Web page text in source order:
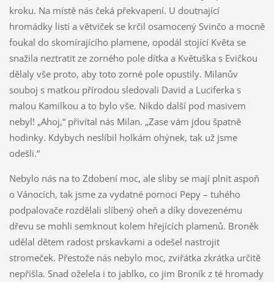
kroku. Na místě nás čeká překvapení. U doutnající
hromádky listí a větviček se krčil osamocený Svinčo a mocně
foukal do skomírajícího plamene, opodál stojící Květa se
snažila neztratit ze zorného pole dítka a Květuška s Evičkou
dělaly vše proto, aby toto zorné pole opustily. Milanův
souboj s matkou přírodou sledovali David a Luciferka s
malou Kamilkou a to bylo vše. Nikdo další pod masivem
nebyl! „Ahoj,“ přivítal nás Milan. „Zase vám jdou špatně
hodinky. Kdybych neslíbil holkám ohýnek, tak už jsme
odešli.“
Nebylo nás na to Zdobení moc, ale sliby se mají plnit aspoň
o Vánocích, tak jsme za vydatné pomoci Pepy – tuhého
podpalovače rozdělali slíbený oheň a díky dovezenému
dřevu se mohli semknout kolem hřejících plamenů. Broněk
udělal dětem radost prskavkami a odešel nastrojit
stromeček. Přestože nás nebylo moc, zviřátka zkrátka určitě
nepřišla. Snad oželela i to jablko, co jim Broník z té hromady